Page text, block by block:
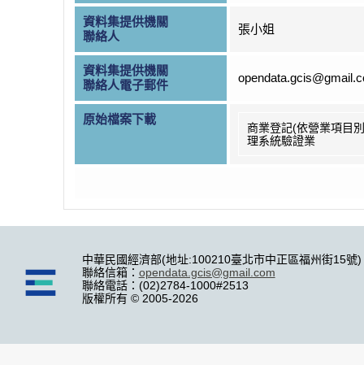
資料集提供機關
聯絡人
張小姐
資料集提供機關
聯絡人電子郵件
原始檔案下載
商業登記(依營業項目
理系統驗證業
中華民國經濟部(地址:100210臺北市中正區福州街15號)
聯絡信箱： opendata.gcis@gmail.com
聯絡電話：(02)2784-1000#2513
版權所有 © 2005-2026